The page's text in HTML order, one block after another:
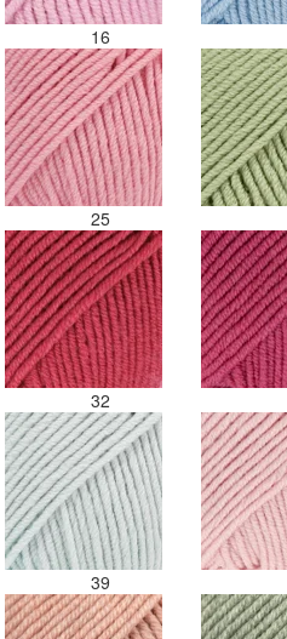
16
25
32
39